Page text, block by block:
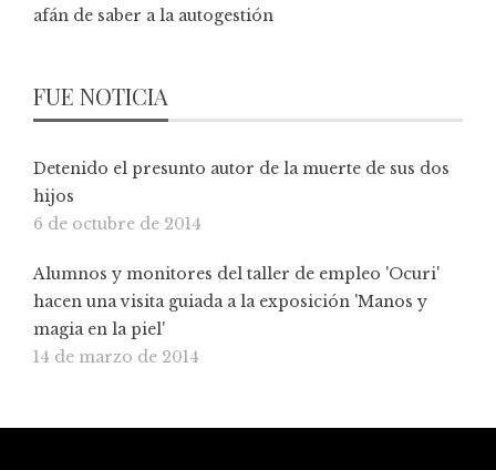
afán de saber a la autogestión
FUE NOTICIA
Detenido el presunto autor de la muerte de sus dos
hijos
6 de octubre de 2014
Alumnos y monitores del taller de empleo 'Ocuri'
hacen una visita guiada a la exposición 'Manos y
magia en la piel'
14 de marzo de 2014